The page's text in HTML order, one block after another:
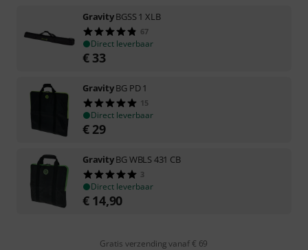
GravityBGSS 1 XLB
67
Direct leverbaar
€ 33
GravityBG PD 1
15
Direct leverbaar
€ 29
GravityBG WBLS 431 CB
3
Direct leverbaar
€ 14,90
Gratis verzending vanaf € 69